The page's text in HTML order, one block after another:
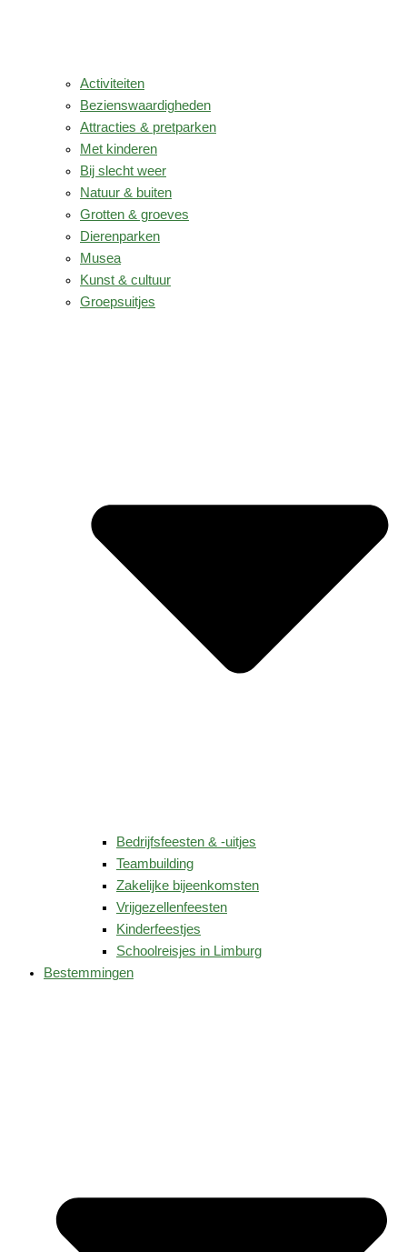
Activiteiten
Bezienswaardigheden
Attracties & pretparken
Met kinderen
Bij slecht weer
Natuur & buiten
Grotten & groeves
Dierenparken
Musea
Kunst & cultuur
Groepsuitjes
Bedrijfsfeesten & -uitjes
Teambuilding
Zakelijke bijeenkomsten
Vrijgezellenfeesten
Kinderfeestjes
Schoolreisjes in Limburg
Bestemmingen